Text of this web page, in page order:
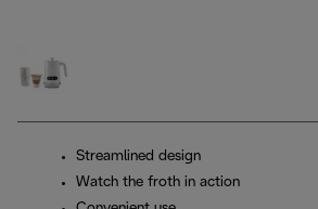
Streamlined design
Watch the froth in action